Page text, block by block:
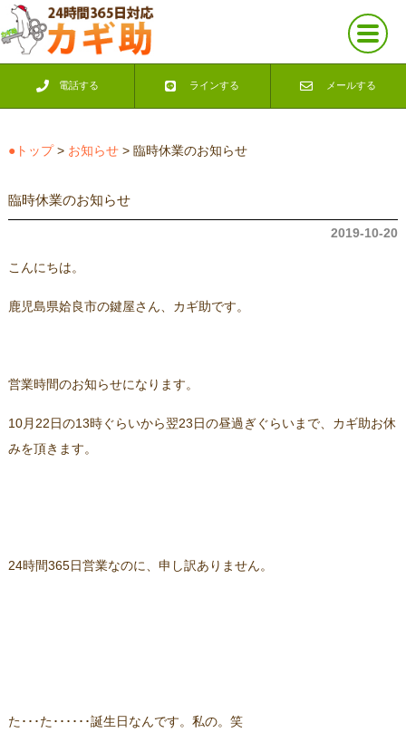
電話する ラインする メールする
●トップ> お知らせ> 臨時休業のお知らせ
臨時休業のお知らせ
2019-10-20
こんにちは。
鹿児島県姶良市の鍵屋さん、カギ助です。
営業時間のお知らせになります。
10月22日の13時ぐらいから翌23日の昼過ぎぐらいまで、カギ助お休
みを頂きます。
24時間365日営業なのに、申し訳ありません。
た･･･た･･････誕生日なんです。私の。笑